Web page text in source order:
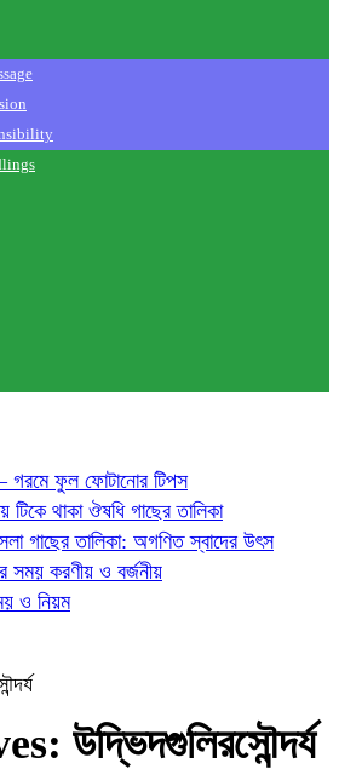
গরমে ফুল ফোটানোর টিপস
টিকে থাকা ঔষধি গাছের তালিকা
গাছের তালিকা: অগণিত স্বাদের উৎস
সময় করণীয় ও বর্জনীয়
ও নিয়ম
উদ্ভিদগুলিরসৌন্দর্য